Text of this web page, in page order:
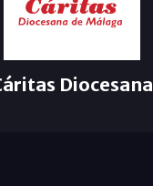
Diocesana